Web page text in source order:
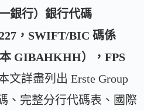
銀行）銀行代碼
，SWIFT/BIC 碼係
GIBAHKHH），FPS
文詳盡列出 Erste Group
、完整分行代碼表、國際